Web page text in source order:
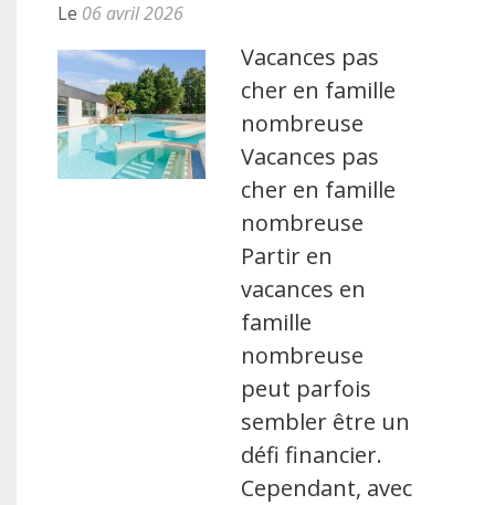
Le 06 avril 2026
Vacances pas
cher en famille
nombreuse
Vacances pas
cher en famille
nombreuse
Partir en
vacances en
famille
nombreuse
peut parfois
sembler être un
défi financier.
Cependant, avec